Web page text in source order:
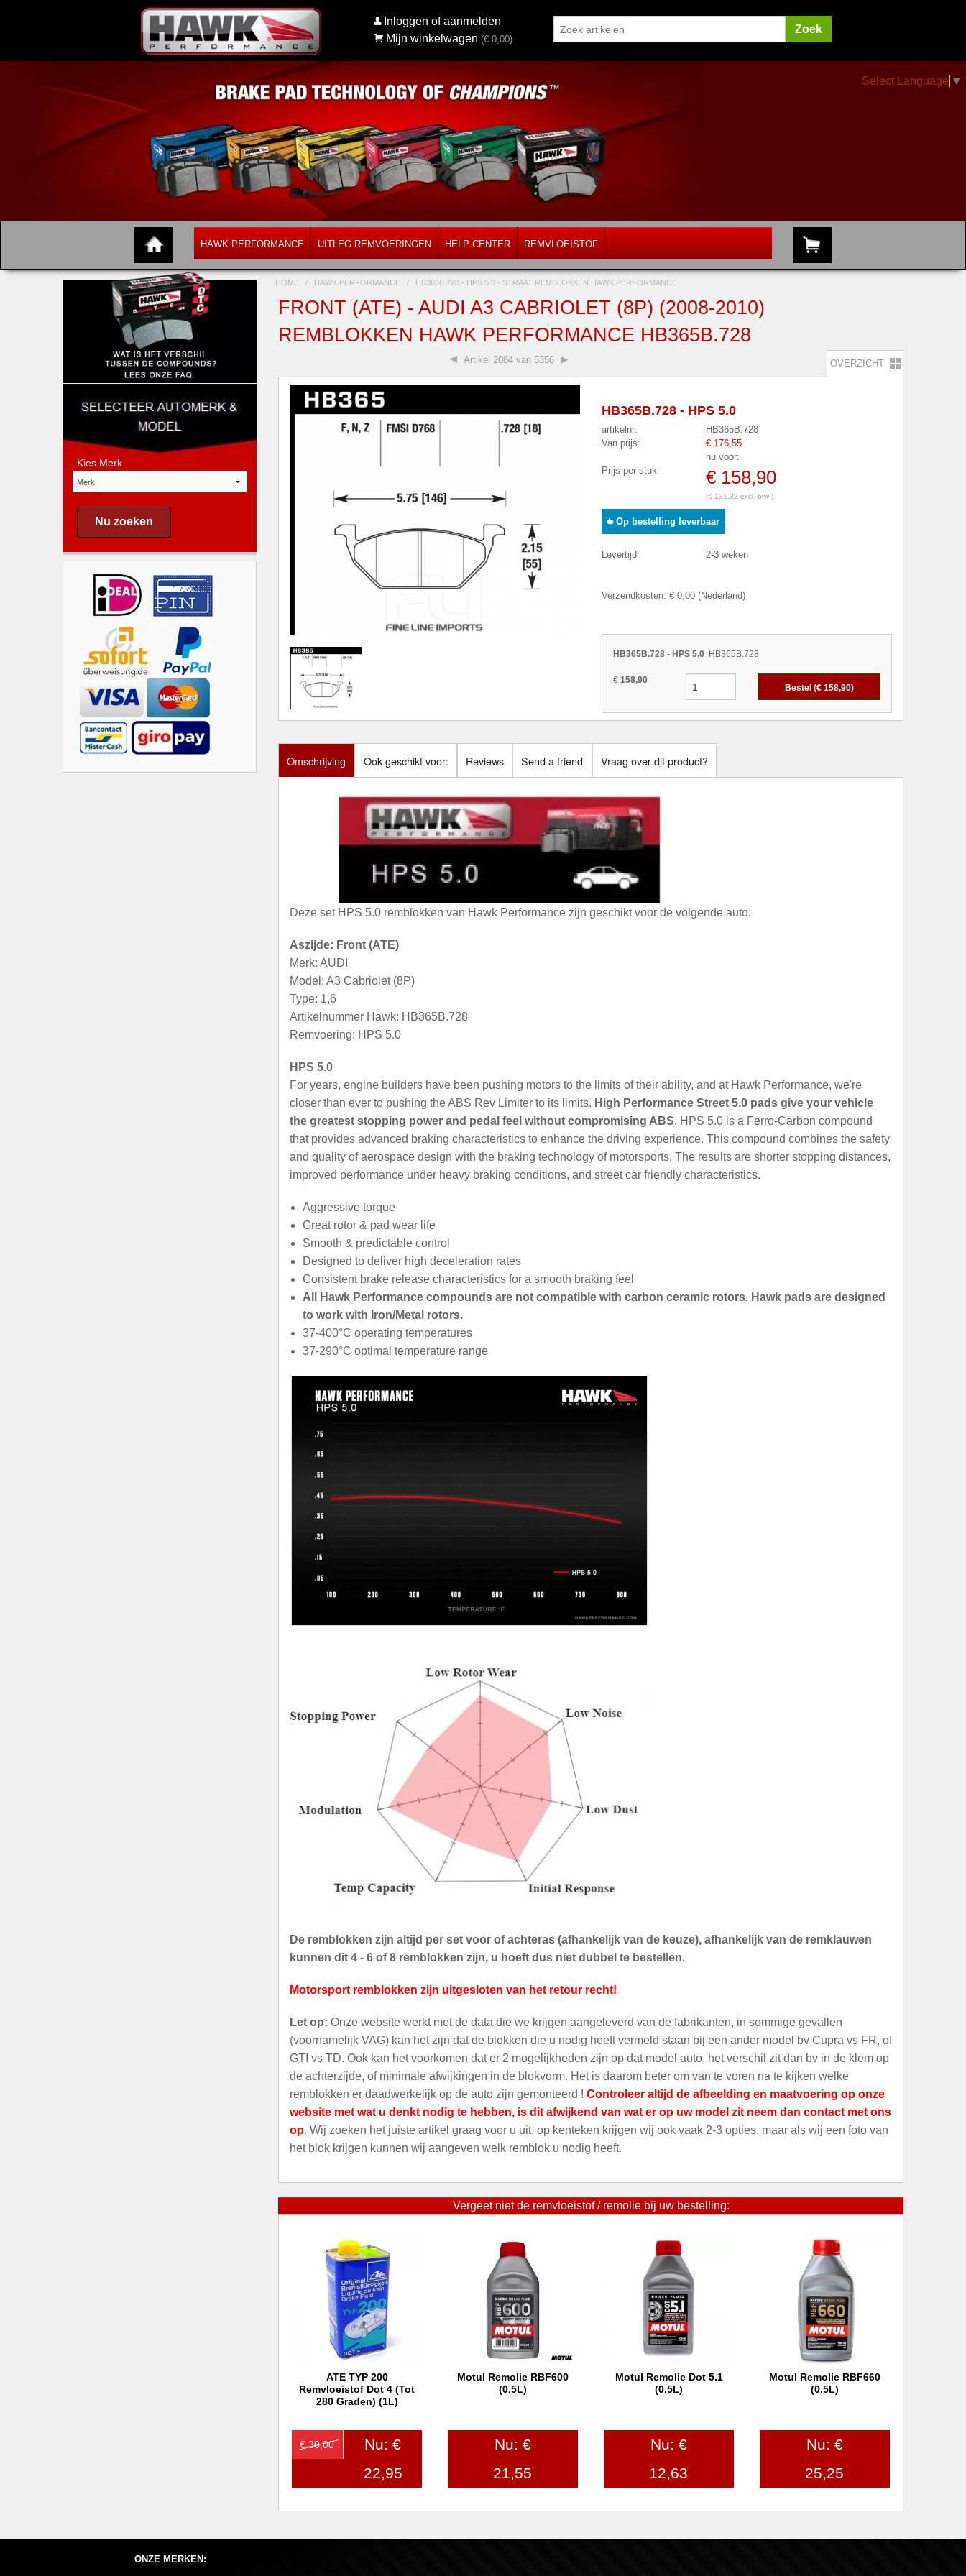
Inloggen of aanmelden
Mijn winkelwagen (€0,00)
Select Language ▼
HAWK PERFORMANCE UITLEG REMVOERINGEN HELP CENTER REMVLOEISTOF
Kies Merk
Nu zoeken
HOME / HAWK PERFORMANCE / HB365B.728 - HPS 5.0 - STRAAT REMBLOKKEN HAWK PERFORMANCE
FRONT (ATE) - AUDI A3 CABRIOLET (8P) (2008-2010)
REMBLOKKEN HAWK PERFORMANCE HB365B.728
Artikel 2084 van 5356 OVERZICHT
HB365B.728 - HPS 5.0
artikelnr:
HB365B.728
Van prijs:
€ 176,55
nu voor:
Prijs per stuk
€ 158,90
(€ 131,32 excl. btw )
Op bestelling leverbaar
Levertijd: 2-3 weken
Verzendkosten: € 0,00 (Nederland)
HB365B.728 - HPS 5.0 HB365B.728
€ 158,90
Bestel (€ 158,90)
Omschrijving Ook geschikt voor: Reviews Send a friend Vraag over dit product?
Deze set HPS 5.0 remblokken van Hawk Performance zijn geschikt voor de volgende auto:
Aszijde: Front (ATE)
Merk: AUDI
Model: A3 Cabriolet (8P)
Type: 1,6
Artikelnummer Hawk: HB365B.728
Remvoering: HPS 5.0
HPS 5.0
For years, engine builders have been pushing motors to the limits of their ability, and at Hawk Performance, we're
closer than ever to pushing the ABS Rev Limiter to its limits. High Performance Street 5.0 pads give your vehicle
the greatest stopping power and pedal feel without compromising ABS. HPS 5.0 is a Ferro-Carbon compound
that provides advanced braking characteristics to enhance the driving experience. This compound combines the safety
and quality of aerospace design with the braking technology of motorsports. The results are shorter stopping distances,
improved performance under heavy braking conditions, and street car friendly characteristics.
Aggressive torque
Great rotor & pad wear life
Smooth & predictable control
Designed to deliver high deceleration rates
Consistent brake release characteristics for a smooth braking feel
All Hawk Performance compounds are not compatible with carbon ceramic rotors. Hawk pads are designed
to work with Iron/Metal rotors.
37-400°C operating temperatures
37-290°C optimal temperature range
De remblokken zijn altijd per set voor of achteras (afhankelijk van de keuze), afhankelijk van de remklauwen
kunnen dit 4 - 6 of 8 remblokken zijn, u hoeft dus niet dubbel te bestellen.
Motorsport remblokken zijn uitgesloten van het retour recht!
Let op: Onze website werkt met de data die we krijgen aangeleverd van de fabrikanten, in sommige gevallen
(voornamelijk VAG) kan het zijn dat de blokken die u nodig heeft vermeld staan bij een ander model bv Cupra vs FR, of
GTI vs TD. Ook kan het voorkomen dat er 2 mogelijkheden zijn op dat model auto, het verschil zit dan bv in de klem op
de achterzijde, of minimale afwijkingen in de blokvorm. Het is daarom beter om van te voren na te kijken welke
remblokken er daadwerkelijk op de auto zijn gemonteerd ! Controleer altijd de afbeelding en maatvoering op onze
website met wat u denkt nodig te hebben, is dit afwijkend van wat er op uw model zit neem dan contact met ons
op. Wij zoeken het juiste artikel graag voor u uit, op kenteken krijgen wij ook vaak 2-3 opties, maar als wij een foto van
het blok krijgen kunnen wij aangeven welk remblok u nodig heeft.
Vergeet niet de remvloeistof / remolie bij uw bestelling:
In winkelwagen
ATE TYP 200
Remvloeistof Dot 4 (tot
280 Graden) (1L)
€ 30,00
Nu: €
22,95
In winkelwagen
Motul Remolie RBF600
(0.5L)
Nu: €
21,55
In winkelwagen
Motul Remolie Dot 5.1
(0.5L)
Nu: €
12,63
In winkelwagen
Motul Remolie RBF660
(0.5L)
Nu: €
25,25
ONZE MERKEN: